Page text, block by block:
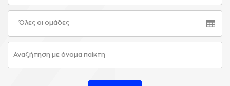
Όλες οι ομάδες